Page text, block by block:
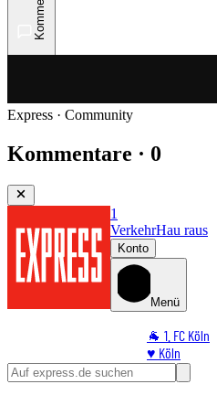
Express · Community
Kommentare · 0
1
VerkehrHau raus
Konto
Menü
🐐 1. FC Köln
♥️ Köln
⭐ Promi